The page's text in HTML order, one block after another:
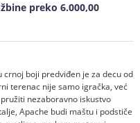
preko 6.000,00
crnoj boji predviđen je za decu od
terenac nije samo igračka, već
nezaboravno iskustvo
Apache budi maštu i podstiče